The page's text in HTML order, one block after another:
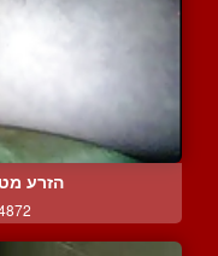
הזרע
4872